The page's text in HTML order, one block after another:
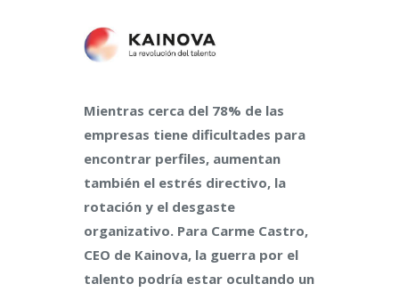
Mientras cerca del 78% de las
empresas tiene dificultades para
encontrar perfiles, aumentan
también el estrés directivo, la
rotación y el desgaste
organizativo. Para Carme Castro,
CEO de Kainova, la guerra por el
talento podría estar ocultando un